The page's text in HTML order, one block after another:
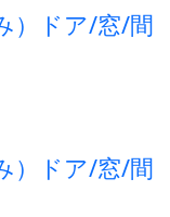
）ドア/窓/間
）ドア/窓/間